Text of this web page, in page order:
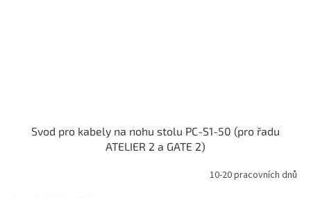
Svod pro kabely na nohu stolu PC-S1-50 (pro řadu
ATELIER 2 a GATE 2)
10-20 pracovních dnů